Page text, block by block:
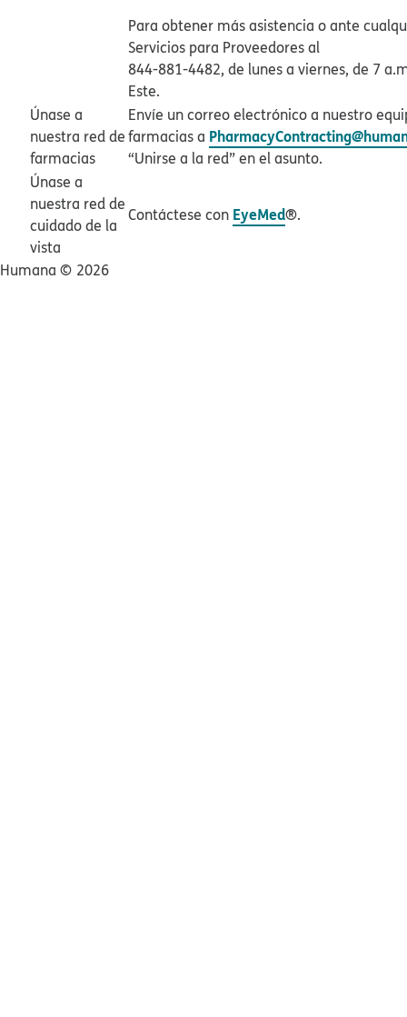
Para obtener más asistencia o ante
Servicios para Proveedores al
844-881-4482, de lunes a viernes, de 7
Este.​​
Únase a
nuestra red de
farmacias​​
Envíe un correo electrónico a nuestro
farmacias a
“Unirse a la red” en el asunto.​​
Únase a
nuestra red de
cuidado de la
vista​​
Contáctese con EyeMed®.​​
Humana ©​​ 2026​​